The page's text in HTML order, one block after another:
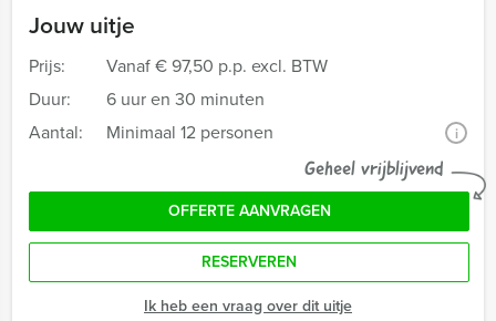
Jouw uitje
Prijs: Vanaf€ 97,50 p.p. excl. BTW
Duur:
6 uur en 30 minuten
Aantal:
Minimaal 12 personen i
Geheel vrijblijvend
OFFERTE AANVRAGEN
RESERVEREN
Ik heb een vraag over dit uitje